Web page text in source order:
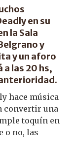
en su
la Sala
y
y un aforo
las 20 hs,
hace música
convertir una
toquín en
o no, las